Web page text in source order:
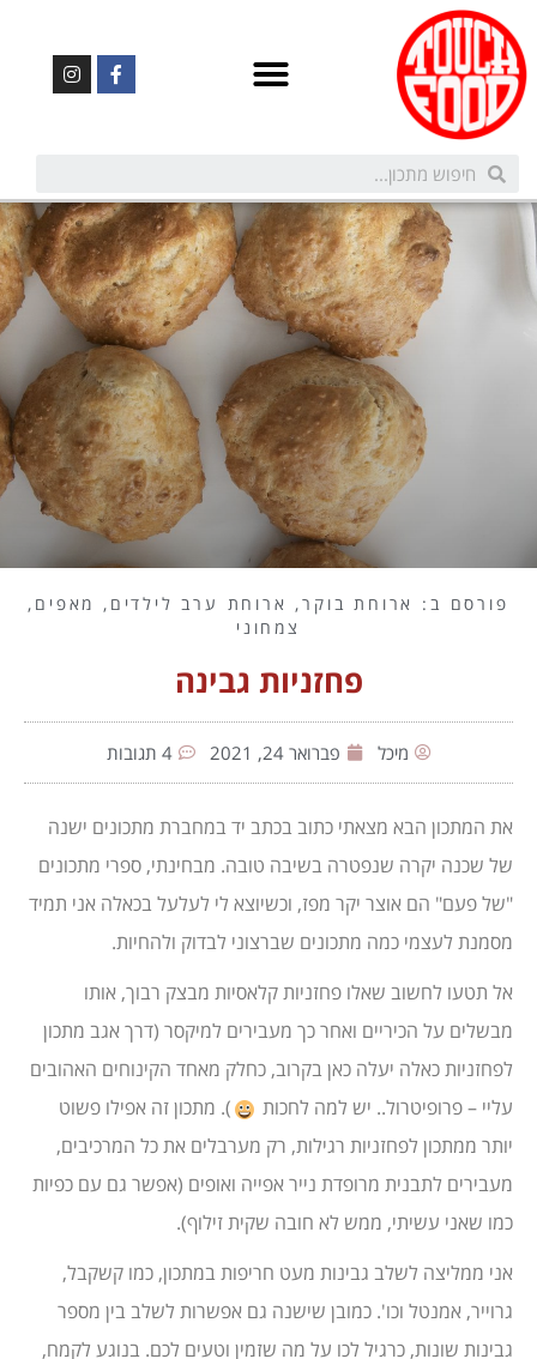
פורסם ב: ארוחת בוקר, ארוחת ערב לילדים , מאפים ,
צמחוני
פחזניות גבינה
מיכל פברואר 24, 2021 4 תגובות
את המתכון הבא מצאתי כתוב בכתב יד במחברת מתכונים ישנה
של שכנה יקרה שנפטרה בשיבה טובה. מבחינתי, ספרי מתכונים
"של פעם" הם אוצר יקר מפז, וכשיוצא לי לעלעל בכאלה אני תמיד
מסמנת לעצמי כמה מתכונים שברצוני לבדוק ולהחיות.
אל תטעו לחשוב שאלו פחזניות קלאסיות מבצק רבוך, אותו
מבשלים על הכיריים ואחר כך מעבירים למיקסר (דרך אגב מתכון
לפחזניות כאלה יעלה כאן בקרוב, כחלק מאחד הקינוחים האהובים
עליי – פרופיטרול.. יש למה לחכות
). מתכון זה אפילו פשוט
יותר ממתכון לפחזניות רגילות, רק מערבלים את כל המרכיבים,
מעבירים לתבנית מרופדת נייר אפייה ואופים (אפשר גם עם כפיות
כמו שאני עשיתי, ממש לא חובה שקית זילוף).
אני ממליצה לשלב גבינות מעט חריפות במתכון, כמו קשקבל,
גרוייר, אמנטל וכו'. כמובן שישנה גם אפשרות לשלב בין מספר
גבינות שונות, כרגיל לכו על מה שזמין וטעים לכם. בנוגע לקמח,